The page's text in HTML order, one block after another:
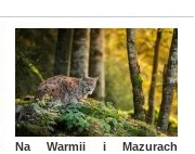
Na Warmii i Mazurach